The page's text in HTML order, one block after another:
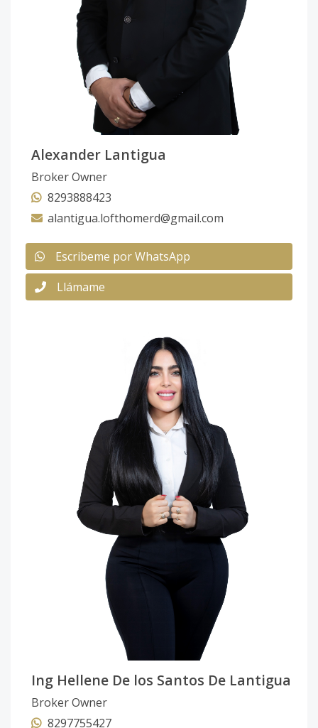
Alexander Lantigua
Broker Owner
8293888423
alantigua.lofthomerd@gmail.com
Escribeme por WhatsApp
Llámame
Ing Hellene De los Santos De Lantigua
Broker Owner
8297755427